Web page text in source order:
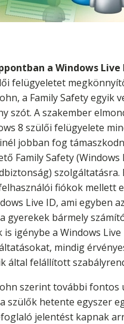
a Windows Live
felügyeletet
a Family Safety egyik
szót. A szakember
8 szülői felügyelete
jobban fog
Family Safety (Windows
szolgáltatásra.
fiókok mellett
Live ID, ami egyben
gyerekek bármely
is igénybe a Windows Live
mindig
által felállított
szerint további fontos
szülők hetente egyszer
jelentést kapnak